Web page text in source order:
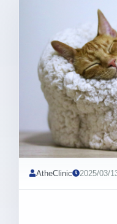
AtheClinic 2025/03/